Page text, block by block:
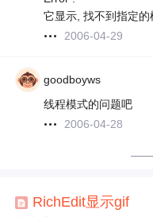
它显示, 找不到指定的
2006-04-29
goodboyws
线程模式的问题吧
2006-04-28
RichEdit显示gif